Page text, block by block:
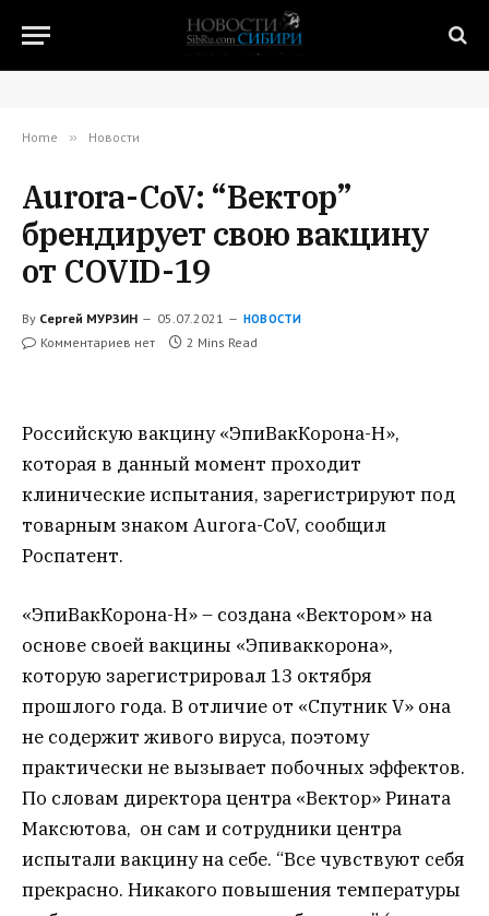
Home » Новости
Aurora-CoV: “Вектор”
брендирует свою вакцину
от COVID-19
By Сергей МУРЗИН 05.07.2021 НОВОСТИ
Комментариев нет 2 Mins Read
Российскую вакцину «ЭпиВакКорона-Н»,
которая в данный момент проходит
клинические испытания, зарегистрируют под
товарным знаком Aurora-CoV, сообщил
Роспатент.
«ЭпиВакКорона-Н» – создана «Вектором» на
основе своей вакцины «Эпиваккорона»,
которую зарегистрировал 13 октября
прошлого года. В отличие от «Спутник V» она
не содержит живого вируса, поэтому
практически не вызывает побочных эффектов.
По словам директора центра «Вектор» Рината
Максютова, он сам и сотрудники центра
испытали вакцину на себе. “Все чувствуют себя
прекрасно. Никакого повышения температуры